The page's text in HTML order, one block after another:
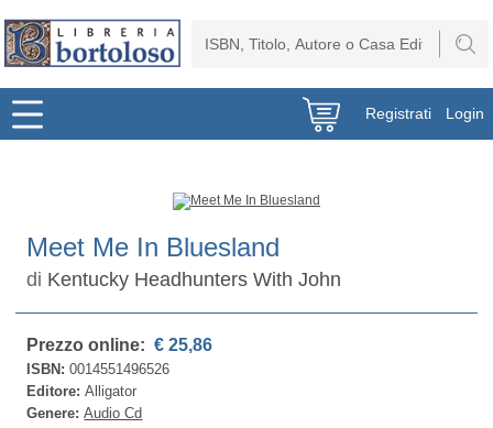
Registrati Login
Meet Me In Bluesland
di Kentucky Headhunters With John
Prezzo online: € 25,86
ISBN:0014551496526
Editore:Alligator
Genere:Audio Cd